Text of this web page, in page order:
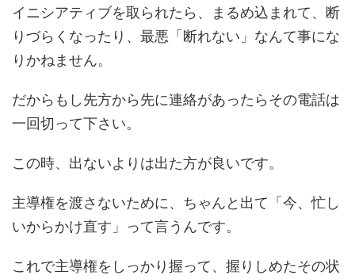
イニシアティブを取られたら、まるめ込まれて、断
りづらくなったり、最悪「断れない」なんて事にな
りかねません。
だからもし先方から先に連絡があったらその電話は
一回切って下さい。
この時、出ないよりは出た方が良いです。
主導権を渡さないために、ちゃんと出て「今、忙し
いからかけ直す」って言うんです。
これで主導権をしっかり握って、握りしめたその状